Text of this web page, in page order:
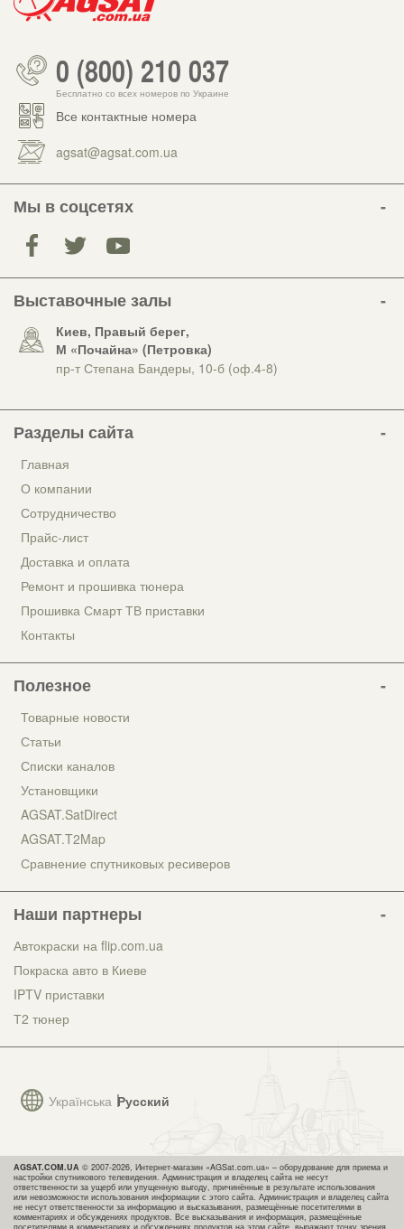
0 (800) 210 037
Бесплатно со всех номеров по Украине
Все контактные номера
agsat@agsat.com.ua
Мы в соцсетях
Выставочные залы
Киев, Правый берег,
М «Почайна» (Петровка)
пр-т Степана Бандеры, 10-б (оф.4-8)
Українська Русский
Разделы сайта
Главная
О компании
Сотрудничество
Прайс-лист
Доставка и оплата
Ремонт и прошивка тюнера
Прошивка Смарт ТВ приставки
Контакты
Полезное
Товарные новости
Статьи
Списки каналов
Установщики
AGSAT.SatDirect
AGSAT.T2Map
Сравнение спутниковых ресиверов
Наши партнеры
Автокраски на flip.com.ua
Покраска авто в Киеве
IPTV приставки
Т2 тюнер
AGSAT.COM.UA © 2007-2026, Интернет-магазин «AGSat.com.ua» – оборудование для приема и
настройки спутникового телевидения. Администрация и владелец сайта не несут
ответственности за ущерб или упущенную выгоду, причинённые в результате использования
или невозможности использования информации с этого сайта. Администрация и владелец сайта
не несут ответственности за информацию и высказывания, размещённые посетителями в
комментариях и обсуждениях продуктов. Все высказывания и информация, размещённые
посетителями в комментариях и обсуждениях продуктов на этом сайте, выражают точку зрения